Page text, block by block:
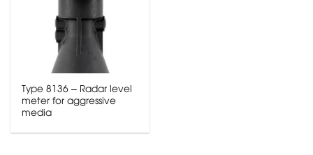
Type 8136 – Radar level
meter for aggressive
media